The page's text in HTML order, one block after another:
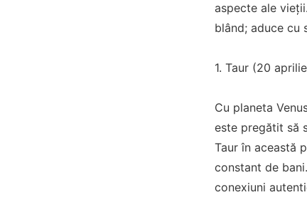
aspecte ale
blând; aduce cu
1. Taur (20
Cu planeta
este pregătit să
Taur în această
constant de
conexiuni